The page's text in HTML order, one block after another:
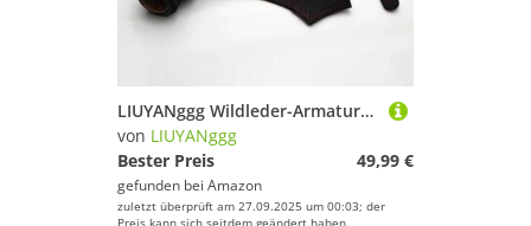
LIUYANggg Wildleder-Armaturenbrettmatte, Armaturenbrett-Pad, Teppich, passend für Mercedes-Benz E-Klasse W210 1996 1997 1998 2000–2003
von LIUYANggg
Bester Preis
49,99 €
gefunden bei Amazon
zuletzt überprüft am 27.09.2025 um 00:03; der
Preis kann sich seitdem geändert haben.